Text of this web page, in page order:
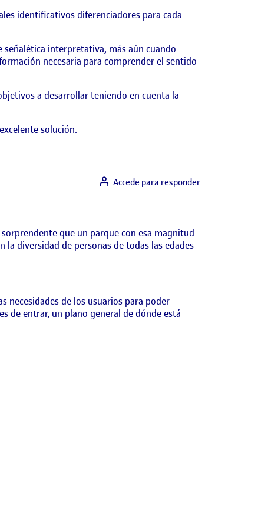
identificativos diferenciadores para cada
interpretativa, más aún cuando
necesaria para comprender el sentido
a desarrollar teniendo en cuenta la
solución.
que un parque con esa magnitud
la diversidad de personas de todas las edades
necesidades de los usuarios para poder
de entrar, un plano general de dónde está
Accede para responder